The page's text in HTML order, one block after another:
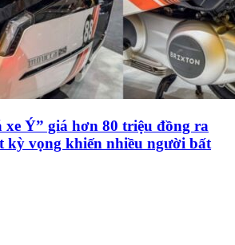
xe Ý” giá hơn 80 triệu đồng ra
kỳ vọng khiến nhiều người bất